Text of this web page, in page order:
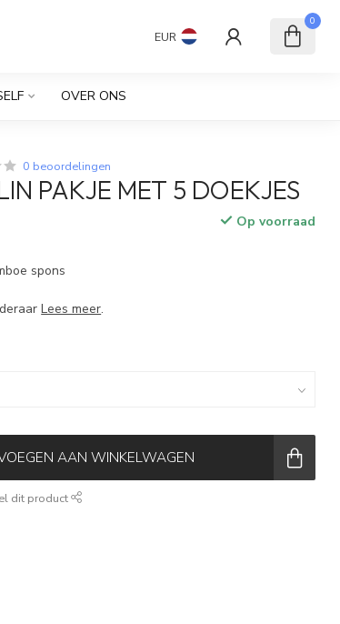
EUR
0
OVER ONS
0 beoordelingen
PAKJE MET 5 DOEKJES
Op voorraad
spons
Lees meer.
AAN WINKELWAGEN
dit product